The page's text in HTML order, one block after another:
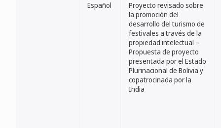
Español
Proyecto revisado sobre
la promoción del
desarrollo del turismo de
festivales a través de la
propiedad intelectual –
Propuesta de proyecto
presentada por el Estado
Plurinacional de Bolivia y
copatrocinada por la
India